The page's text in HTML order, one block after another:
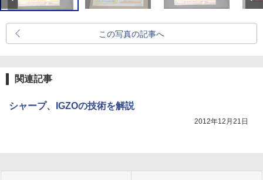
この写真の記事へ
関連記事
シャープ、IGZOの技術を解説
2012年12月21日